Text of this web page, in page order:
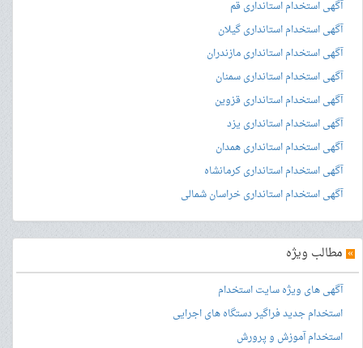
آگهی استخدام استانداری قم
آگهی استخدام استانداری گیلان
آگهی استخدام استانداری مازندران
آگهی استخدام استانداری سمنان
آگهی استخدام استانداری قزوین
آگهی استخدام استانداری یزد
آگهی استخدام استانداری همدان
آگهی استخدام استانداری کرمانشاه
آگهی استخدام استانداری خراسان شمالی
» مطالب ویژه
آگهی های ویژه سایت استخدام
استخدام جدید فراگیر دستگاه های اجرایی
استخدام آموزش و پرورش